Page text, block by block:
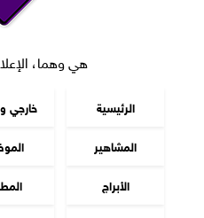
هي وهما،
الرئيسية خارجي
المشاهير
الأبراج